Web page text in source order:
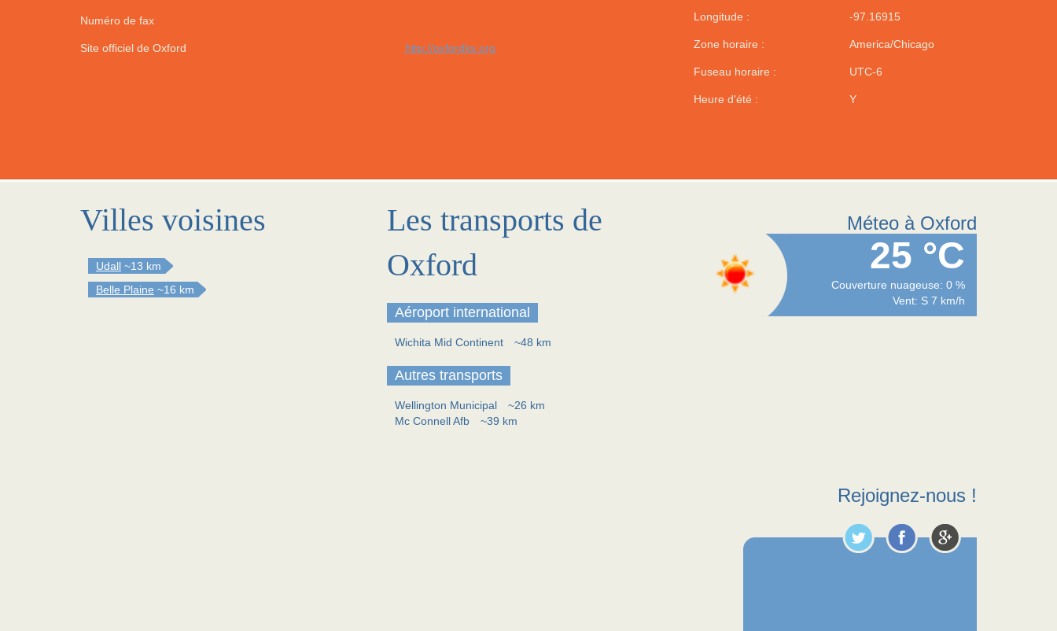
Numéro de fax
Site officiel de Oxford http://oxfordks.org
Longitude : -97.16915
Zone horaire : America/Chicago
Fuseau horaire : UTC-6
Heure d'été : Y
Villes voisines
Udall ~13 km
Belle Plaine ~16 km
Les transports de
Oxford
Aéroport international
Wichita Mid Continent ~48 km
Autres transports
Wellington Municipal
~26 km
Mc Connell Afb
~39 km
Méteo à Oxford
25 °C
Couverture nuageuse: 0 %
Vent: S 7 km/h
Rejoignez-nous !